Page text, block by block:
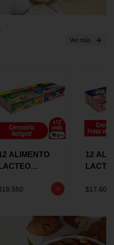
Ver más
ALIMENTO
LACTEO
12
$17.600